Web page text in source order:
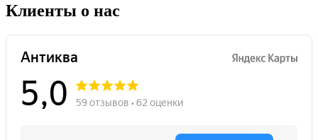
Клиенты о нас